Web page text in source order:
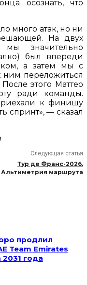
осознать, что
много атак, но ни
На двух
мы значительно
был впереди
а затем мы с
переложиться
этого Маттео
ради команды.
к финишу
спринт», — сказал
Следующая статья
Тур де Франс-2026.
Альтиметрия маршрута
продлил
Team Emirates
2031 года